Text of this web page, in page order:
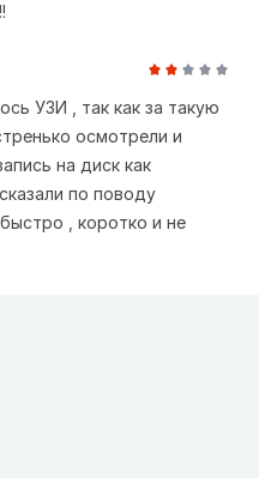
УЗИ , так как за такую
осмотрели и
на диск как
по поводу
, коротко и не